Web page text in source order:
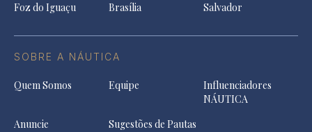
Foz do Iguaçu
Brasília Salvador
SOBRE A NÁUTICA
Quem Somos Equipe
Influenciadores
NÁUTICA
Anuncie
Sugestões de Pautas